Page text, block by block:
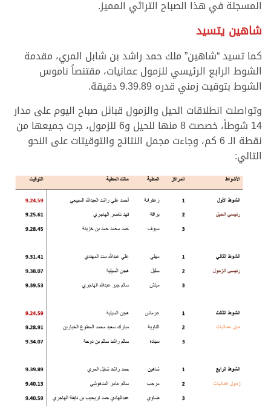
المسجلة في هذا الصباح التراثي المميز.
شاهين يتسيد
كما تسيد “شاهين” ملك حمد راشد بن شابل المري، مقدمة
الشوط الرابع الرئيسي للزمول عمانيات، مقتنصاً ناموس
الشوط بتوقيت زمني قدره 9.39.89 دقيقة.
وتواصلت انطلاقات الحيل والزمول قبائل صباح اليوم على مدار
14 شوطاً، خصصت 8 منها للحيل و6 للزمول، جرت جميعها من
نقطة الـ 6 كم، وجاءت مجمل النتائج والتوقيتات على النحو
التالي: